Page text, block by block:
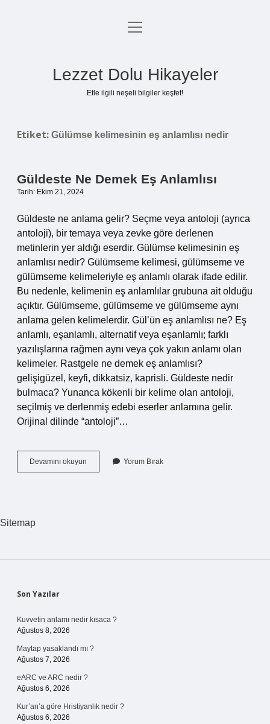
Anasayfa
menüyü
Lezzet Dolu Hikayeler
Etle ilgili neşeli bilgiler keşfet!
Etiket: Gülümse kelimesinin eş anlamlısı nedir
Güldeste Ne Demek Eş Anlamlısı
Tarih: Ekim 21, 2024
Güldeste ne anlama gelir? Seçme veya antoloji (ayrıca
antoloji), bir temaya veya zevke göre derlenen
metinlerin yer aldığı eserdir. Gülümse kelimesinin eş
anlamlısı nedir? Gülümseme kelimesi, gülümseme ve
gülümseme kelimeleriyle eş anlamlı olarak ifade edilir.
Bu nedenle, kelimenin eş anlamlılar grubuna ait olduğu
açıktır. Gülümseme, gülümseme ve gülümseme aynı
anlama gelen kelimelerdir. Gül’ün eş anlamlısı ne? Eş
anlamlı, eşanlamlı, alternatif veya eşanlamlı; farklı
yazılışlarına rağmen aynı veya çok yakın anlamı olan
kelimeler. Rastgele ne demek eş anlamlısı?
gelişigüzel, keyfi, dikkatsiz, kaprisli. Güldeste nedir
bulmaca? Yunanca kökenli bir kelime olan antoloji,
seçilmiş ve derlenmiş edebi eserler anlamına gelir.
Orijinal dilinde “antoloji”…
Devamını okuyun Güldeste
Ne
Yorum Bırak
Sitemap
Sidebar
Son Yazılar
Kuvvetin anlamı nedir kısaca ?
Ağustos 8, 2026
Maytap yasaklandı mı ?
Ağustos 7, 2026
eARC ve ARC nedir ?
Ağustos 6, 2026
Kur’an’a göre Hristiyanlık nedir ?
Ağustos 6, 2026